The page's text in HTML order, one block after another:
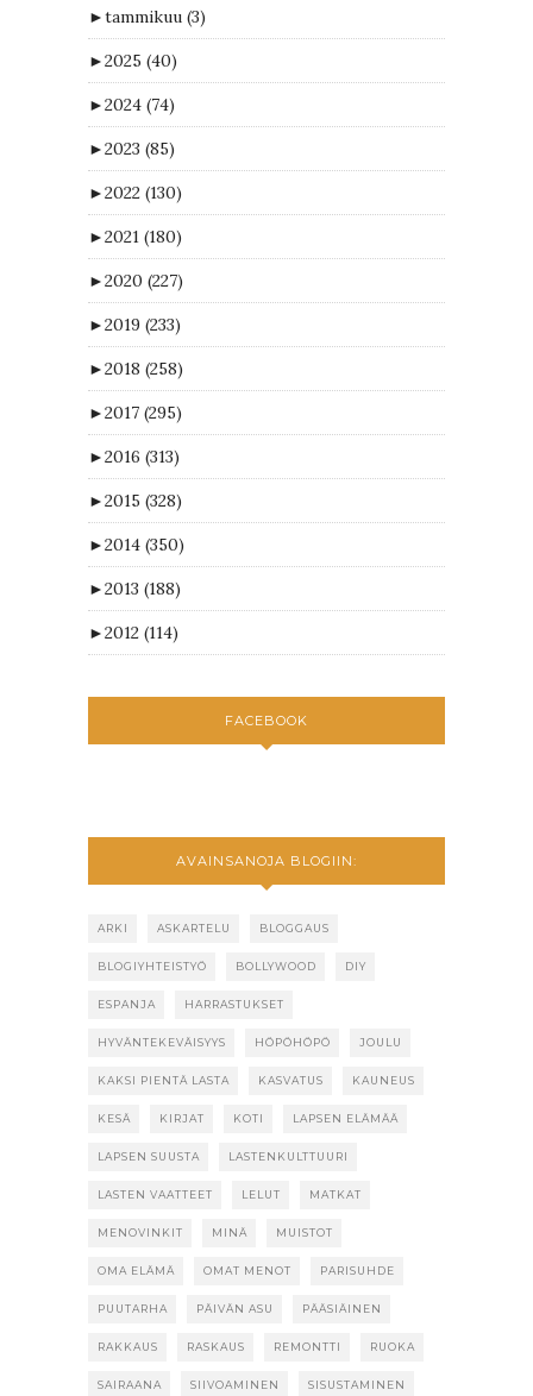
►tammikuu (3)
►2025 (40)
►2024 (74)
►2023 (85)
►2022 (130)
►2021 (180)
►2020 (227)
►2019 (233)
►2018 (258)
►2017 (295)
►2016 (313)
►2015 (328)
►2014 (350)
►2013 (188)
►2012 (114)
FACEBOOK
AVAINSANOJA BLOGIIN:
ARKI ASKARTELU BLOGGAUS
BLOGIYHTEISTYÖ BOLLYWOOD DIY
ESPANJA HARRASTUKSET
HYVÄNTEKEVÄISYYS HÖPÖHÖPÖ JOULU
KAKSI PIENTÄ LASTA KASVATUS KAUNEUS
KESÄ KIRJAT KOTI LAPSEN ELÄMÄÄ
LAPSEN SUUSTA LASTENKULTTUURI
LASTEN VAATTEET LELUT MATKAT
MENOVINKIT MINÄ MUISTOT
OMA ELÄMÄ OMAT MENOT PARISUHDE
PUUTARHA PÄIVÄN ASU PÄÄSIÄINEN
RAKKAUS RASKAUS REMONTTI RUOKA
SAIRAANA SIIVOAMINEN SISUSTAMINEN